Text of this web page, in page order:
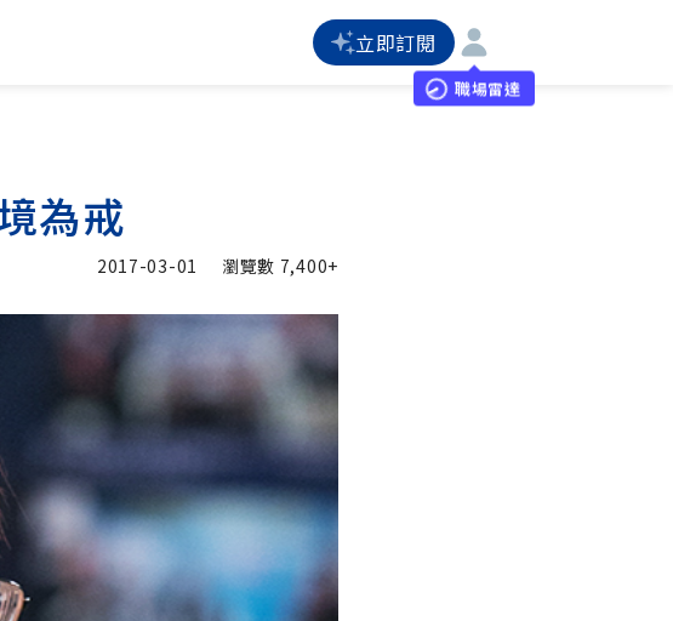
立即訂閱
職場雷達
為戒
2017-03-01 瀏覽數 7,400+